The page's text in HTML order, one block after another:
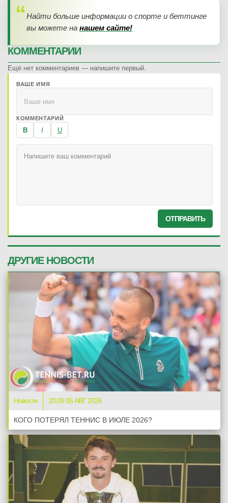
Найти больше информации о спорте и беттинге
вы можете на нашем сайте!
КОММЕНТАРИИ
Ещё нет комментариев — напишите первый.
ВАШЕ ИМЯ
КОММЕНТАРИЙ
B I U
ОТПРАВИТЬ
ДРУГИЕ НОВОСТИ
Новости 20:09 05 АВГ 2026
КОГО ПОТЕРЯЛ ТЕННИС В ИЮЛЕ 2026?